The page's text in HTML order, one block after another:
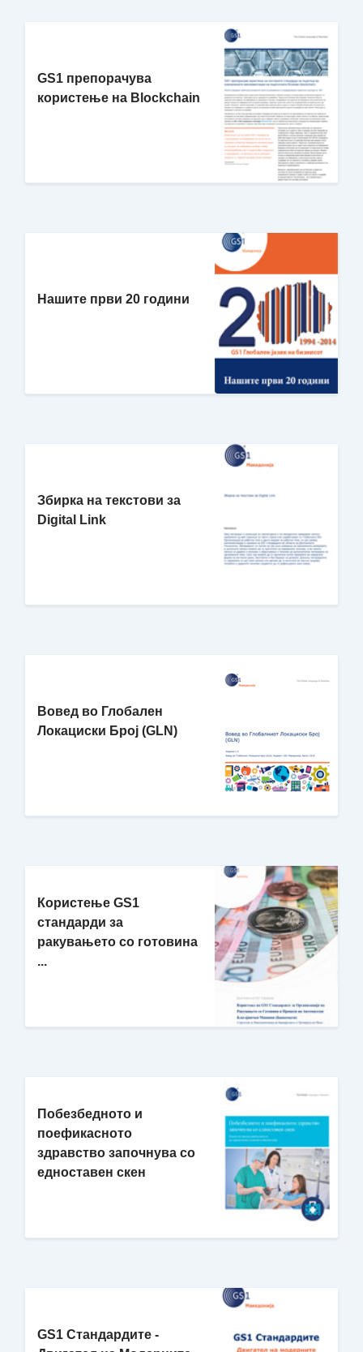
GS1 препорачува
користење на Blockchain
Нашите први 20 години
Збирка на текстови за
Digital Link
Вовед во Глобален
Локациски Број (GLN)
Користење GS1
стандарди за
ракувањето со готовина
...
Побезбедното и
поефикаснотo
здравство започнува со
едноставен скен
GS1 Стандардите -